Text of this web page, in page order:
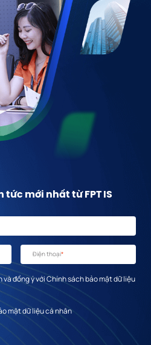
mới nhất từ FPT IS
Điện thoại*
đồng ý với Chính sách bảo mật dữ liệu
mật dữ liệu cá nhân